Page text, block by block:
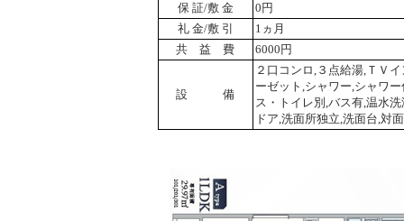
保 証/敷 金
0円
礼 金/敷 引
1ヵ月
共 益 費
6000円
設 備
２口コンロ,３点給湯,ＴＶ
ーゼット,シャワー,シャワ
ス・トイレ別,バス有,温水
ドア,洗面所独立,洗面台,対